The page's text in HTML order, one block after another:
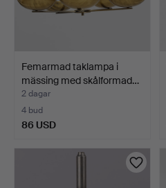
Femarmad taklampa i
mässing med skålformad…
2 dagar
4 bud
86 USD